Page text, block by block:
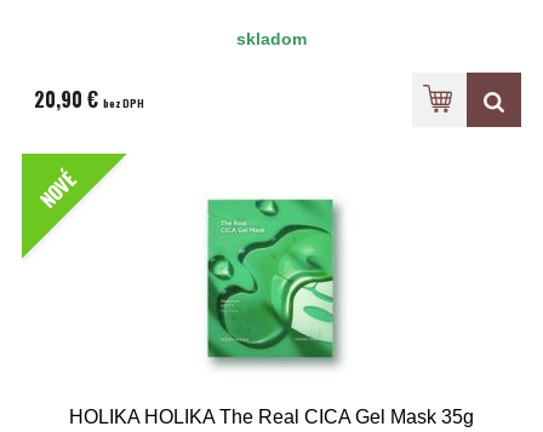
skladom
20,90 € bez DPH
NOVÉ
HOLIKA HOLIKA The Real CICA Gel Mask 35g